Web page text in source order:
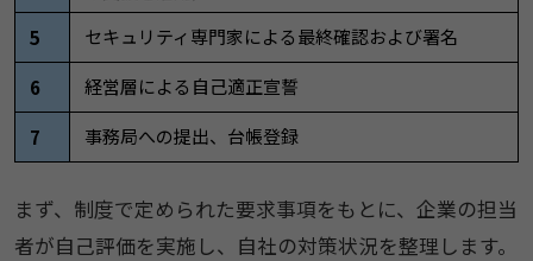
5
セキュリティ専門家による最終確認および署名
6 経営層による自己適正宣誓
7 事務局への提出、台帳登録
まず、制度で定められた要求事項をもとに、企業の担当
者が自己評価を実施し、自社の対策状況を整理します。